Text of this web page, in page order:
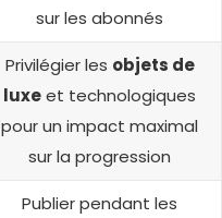
sur les abonnés
Privilégier les objets de
luxeet technologiques
pour un impact maximal
sur la progression
Publier pendant les